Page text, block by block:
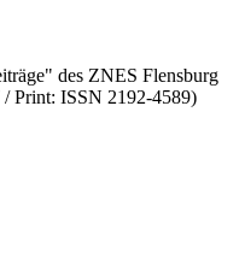
des ZNES Flensburg
Print: ISSN 2192-4589)